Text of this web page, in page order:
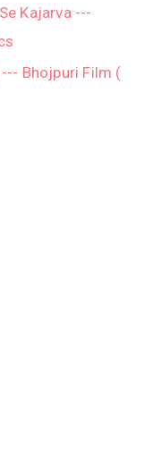
Kajarva ---
--- Bhojpuri Film (